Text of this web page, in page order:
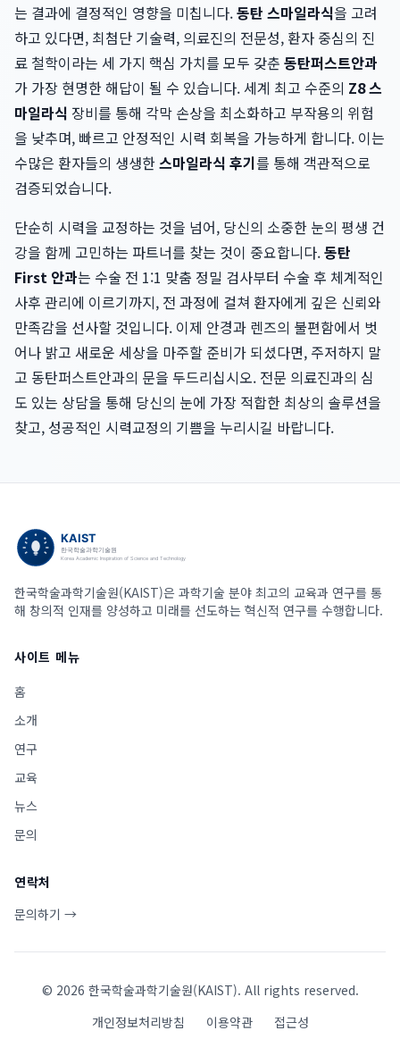
는 결과에 결정적인 영향을 미칩니다.동탄 스마일라식을 고려
하고 있다면, 최첨단 기술력, 의료진의 전문성, 환자 중심의 진
료 철학이라는 세 가지 핵심 가치를 모두 갖춘 동탄퍼스트안과
가 가장 현명한 해답이 될 수 있습니다. 세계 최고 수준의 Z8 스
마일라식 장비를 통해 각막 손상을 최소화하고 부작용의 위험
을 낮추며, 빠르고 안정적인 시력 회복을 가능하게 합니다. 이는
수많은 환자들의 생생한스마일라식 후기를 통해 객관적으로
검증되었습니다.
단순히 시력을 교정하는 것을 넘어, 당신의 소중한 눈의 평생 건
강을 함께 고민하는 파트너를 찾는 것이 중요합니다.동탄
First 안과는 수술 전 1:1 맞춤 정밀 검사부터 수술 후 체계적인
사후 관리에 이르기까지, 전 과정에 걸쳐 환자에게 깊은 신뢰와
만족감을 선사할 것입니다. 이제 안경과 렌즈의 불편함에서 벗
어나 밝고 새로운 세상을 마주할 준비가 되셨다면, 주저하지 말
고 동탄퍼스트안과의 문을 두드리십시오. 전문 의료진과의 심
도 있는 상담을 통해 당신의 눈에 가장 적합한 최상의 솔루션을
찾고, 성공적인 시력교정의 기쁨을 누리시길 바랍니다.
한국학술과학기술원(KAIST)은 과학기술 분야 최고의 교육과 연구를 통
해 창의적 인재를 양성하고 미래를 선도하는 혁신적 연구를 수행합니다.
사이트 메뉴
홈
소개
연구
교육
뉴스
문의
연락처
문의하기 →
© 2026 한국학술과학기술원(KAIST). All rights reserved.
개인정보처리방침
이용약관 접근성